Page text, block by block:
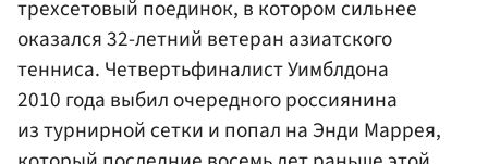
трехсетовый поединок, в котором сильнее
оказался 32-летний ветеран азиатского
тенниса. Четвертьфиналист Уимблдона
2010 года выбил очередного россиянина
из турнирной сетки и попал на Энди Маррея,